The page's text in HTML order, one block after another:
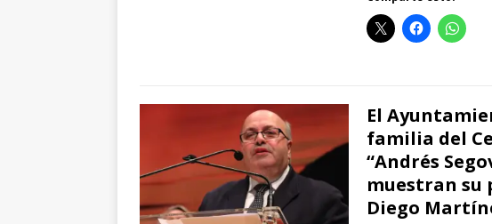
El
familia del
“Andrés
muestran su
Diego